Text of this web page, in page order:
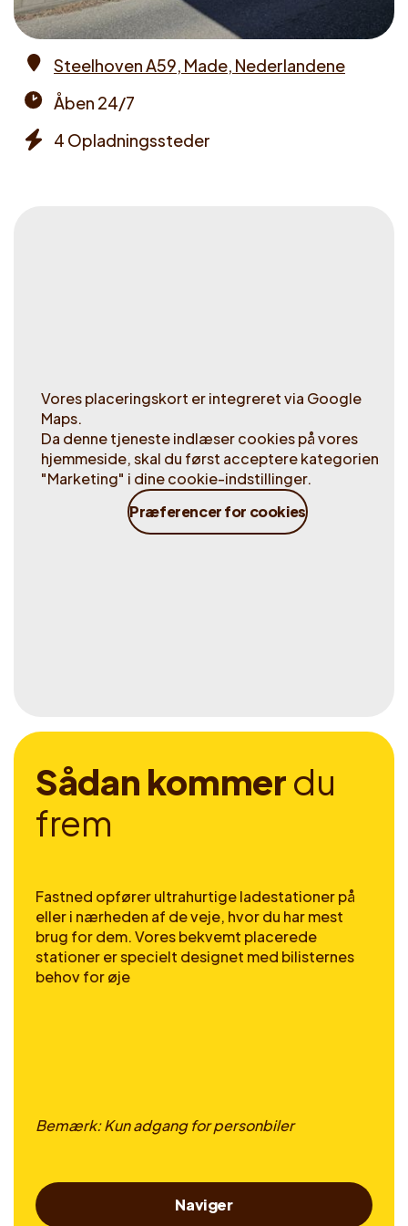
Steelhoven A59, Made, Nederlandene
times
Åben 24/7
4 Opladningssteder
Vores placeringskort er integreret via Google
Maps.
Da denne tjeneste indlæser cookies på vores
hjemmeside, skal du først acceptere kategorien
"Marketing" i dine cookie-indstillinger.
Præferencer for cookies
Sådan kommerdu
frem
Fastned opfører ultrahurtige ladestationer på
eller i nærheden af de veje, hvor du har mest
brug for dem. Vores bekvemt placerede
stationer er specielt designet med bilisternes
behov for øje
Bemærk: Kun adgang for personbiler
Naviger